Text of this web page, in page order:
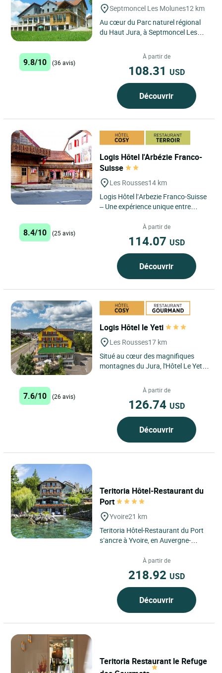
Septmoncel Les Molunes12 km
Au cœur du Parc naturel régional
du Haut Jura, à Septmoncel Les
surplombe des...
9.8/10 (36 avis)
À partir de
108.31 USD
Découvrir
Logis Hôtel l'Arbézie Franco-
Suisse
Les Rousses14 km
Logis Hôtel l’Arbezie Franco-Suisse
– Une expérience unique entre
8.4/10 (25 avis)
À partir de
114.07 USD
Découvrir
Logis Hôtel le Yeti
Les Rousses17 km
Situé au cœur des magnifiques
montagnes du Jura, l'Hôtel Le Yeti
paisible pour les voyageurs...
7.6/10 (26 avis)
À partir de
126.74 USD
Découvrir
Teritoria Hôtel-Restaurant du
Port
Yvoire21 km
Teritoria Hôtel-Restaurant du Port
s’ancre à Yvoire, en Auvergne-
Léman, dans un environnement...
À partir de
218.92 USD
Découvrir
Teritoria Restaurant le Refuge